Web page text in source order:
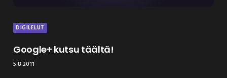
DIGILELUT
Google+ kutsu täältä!
5.8.2011